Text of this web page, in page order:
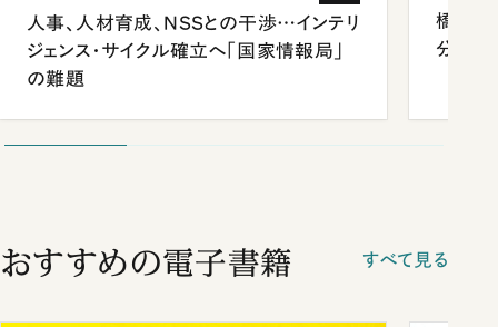
人事、人材育成、NSSとの干渉…インテリ
ジェンス・サイクル確立へ「国家情報局」
の難題
橋本愛
分 佐
おすすめの電子書籍 すべて見る